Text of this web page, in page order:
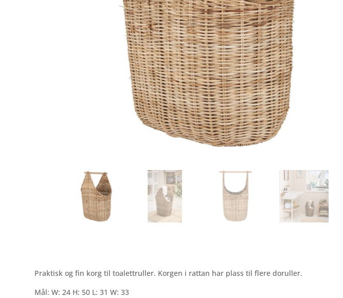
Praktisk og fin korg til toalettruller. Korgen i rattan har plass til flere doruller.
Mål: W: 24 H: 50 L: 31 W: 33